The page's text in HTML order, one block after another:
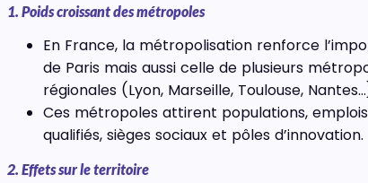
1. Poids croissant des métropoles
En France, la métropolisation renforce
de Paris mais aussi celle de plusieurs
régionales (Lyon, Marseille, Toulouse,
Ces métropoles attirent populations, emplois
qualifiés, sièges sociaux et pôles d’innovation.
2. Effets sur le territoire